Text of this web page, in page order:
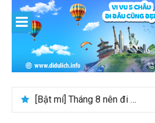
content
[Bật mí] Tháng 8 nên đi nước nào đẹp? Gợi ý 5+ tọa độ hot 2026